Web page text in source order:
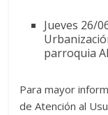
Jueves 26/
parroquia
Para mayor
de Atención al